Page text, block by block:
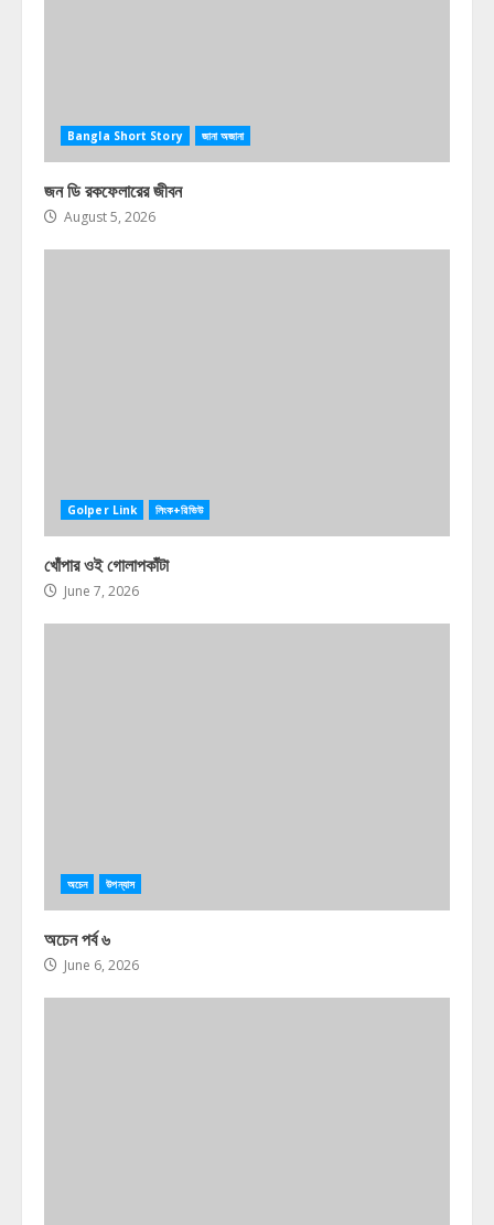
Bangla Short Story জানা অজানা
জন ডি রকফেলারের জীবন
August 5, 2026
Golper Link লিংক+রিভিউ
খোঁপার ওই গোলাপকাঁটা
June 7, 2026
অচেন উপন্যাস
অচেন পর্ব ৬
June 6, 2026